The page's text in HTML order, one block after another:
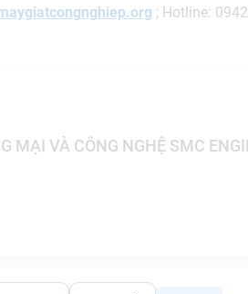
; Hotline:
MẠI VÀ CÔNG NGHỆ SMC